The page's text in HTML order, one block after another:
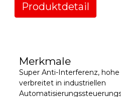
Produktdetail
Merkmale
Super Anti-Interferenz,
verbreitet in industriellen